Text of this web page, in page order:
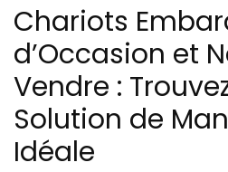
Chariots
d’Occasion et
Vendre :
Solution de
Idéale